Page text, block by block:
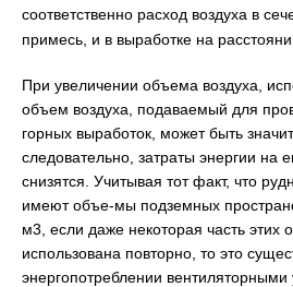
соответственно расход воздуха в
примесь, и в выработке на
При увеличении объема воздуха,
объем воздуха, подаваемый для
горных выработок, может быть
следовательно, затраты энергии на
снизятся. Учитывая тот факт, что
имеют объе-мы подземных
м3, если даже некоторая часть этих
использована повторно, то это
энергопотреблении вентиляторными